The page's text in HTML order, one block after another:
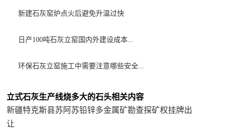
新建石灰窑炉点火后避免升温过快
日产100吨石灰立窑国内外建设成本...
环保石灰立窑施工中需要注意哪些安全...
立式石灰生产线烧多大的石头相关内容
新疆特克斯县苏阿苏铅锌多金属矿勘查探矿权挂牌出
让